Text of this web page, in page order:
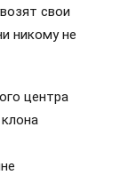
свои
никому не
центра